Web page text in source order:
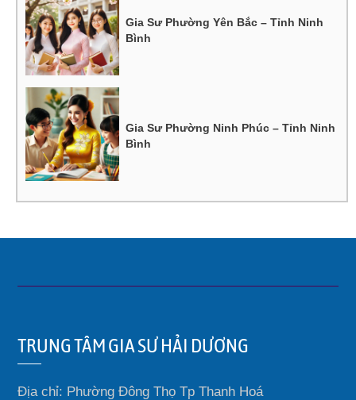
Gia Sư Phường Yên Bắc – Tỉnh Ninh
Bình
Gia Sư Phường Ninh Phúc – Tỉnh Ninh
Bình
TRUNG TÂM GIA SƯ HẢI DƯƠNG
Địa chỉ: Phường Đông Thọ Tp Thanh Hoá